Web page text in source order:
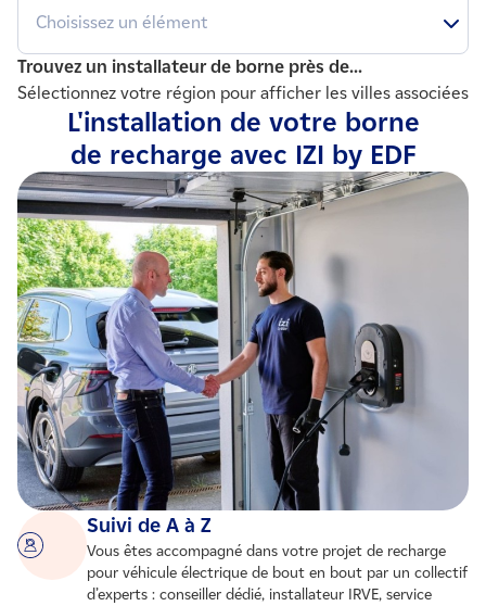
Choisissez un élément
Trouvez un installateur de borne près de...
Sélectionnez votre région pour afficher les villes associées
L'installation de votre borne
de recharge avec IZI by EDF
Suivi de A à Z
Vous êtes accompagné dans votre projet de recharge
pour véhicule électrique de bout en bout par un collectif
d’experts : conseiller dédié, installateur IRVE, service